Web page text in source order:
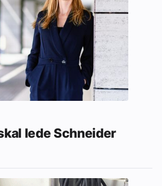
lede Schneider